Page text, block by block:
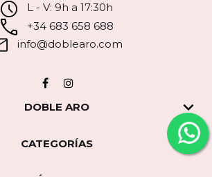
L - V: 9h a 17:30h
+34 683 658 688
info@doblearo.com
Facebook
DOBLE ARO

CATEGORÍAS 